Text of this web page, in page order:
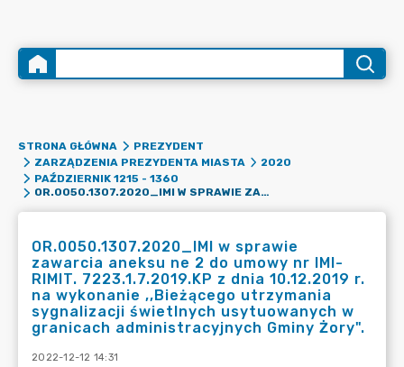
STRONA GŁÓWNA
PREZYDENT
ZARZĄDZENIA PREZYDENTA MIASTA
2020
PAŹDZIERNIK 1215 - 1360
OR.0050.1307.2020_IMI W SPRAWIE ZAWARCIA ANEKSU NE 2 DO UMOWY NR IMI-RIMIT. 7223.1.7.2019.KP Z DNIA 10.12.2019 R. NA WYKONANIE ,,BIEŻĄCEGO UTRZYMANIA SYGNALIZACJI ŚWIETLNYCH USYTUOWANYCH W GRANICACH ADMINISTRACYJNYCH GMINY ŻORY".
OR.0050.1307.2020_IMI w sprawie
zawarcia aneksu ne 2 do umowy nr IMI-
RIMIT. 7223.1.7.2019.KP z dnia 10.12.2019 r.
na wykonanie ,,Bieżącego utrzymania
sygnalizacji świetlnych usytuowanych w
granicach administracyjnych Gminy Żory".
2022-12-12 14:31